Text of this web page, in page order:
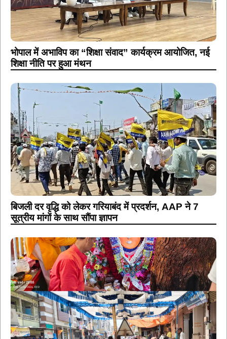
भोपाल में अभाविप का “शिक्षा संवाद” कार्यक्रम आयोजित, नई
शिक्षा नीति पर हुआ मंथन
बिजली दर वृद्धि को लेकर गरियाबंद में प्रदर्शन, AAP ने 7
सूत्रीय मांगों के साथ सौंपा ज्ञापन